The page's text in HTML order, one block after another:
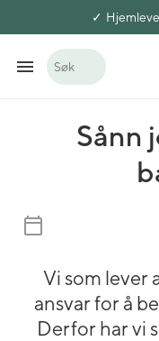
Søk
Sånn
Vi som lever
ansvar for å
Derfor har vi